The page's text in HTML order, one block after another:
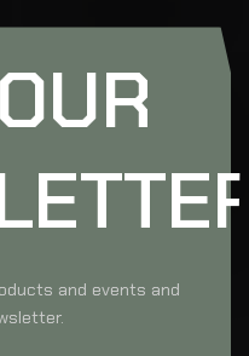
and events and